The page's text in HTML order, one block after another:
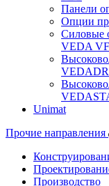
Панели
Опции
Силовые
VEDA
Unimat
Прочие направления
Производство